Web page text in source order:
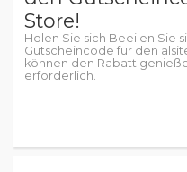
Store!
Holen Sie sich Beeilen Sie
Gutscheincode für den
können den Rabatt
erforderlich.